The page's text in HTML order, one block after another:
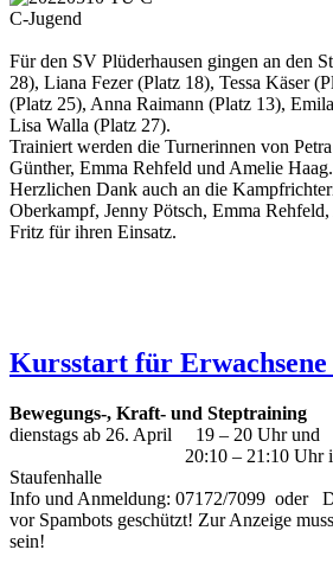
C-Jugend
Für den SV Plüderhausen gingen an den
28), Liana Fezer (Platz 18), Tessa Käser
(Platz 25), Anna Raimann (Platz 13),
Lisa Walla (Platz 27).
Trainiert werden die Turnerinnen von
Günther, Emma Rehfeld und Amelie Haag.
Herzlichen Dank auch an die
Oberkampf, Jenny Pötsch, Emma
Fritz für ihren Einsatz.
Kursstart für
Bewegungs-, Kraft- und Steptraining
dienstags ab 26. April 19 – 20 Uhr und
20:10 – 21:10 Uhr im
Staufenhalle
Info und Anmeldung: 07172/7099 oder
vor Spambots geschützt! Zur Anzeige
sein!